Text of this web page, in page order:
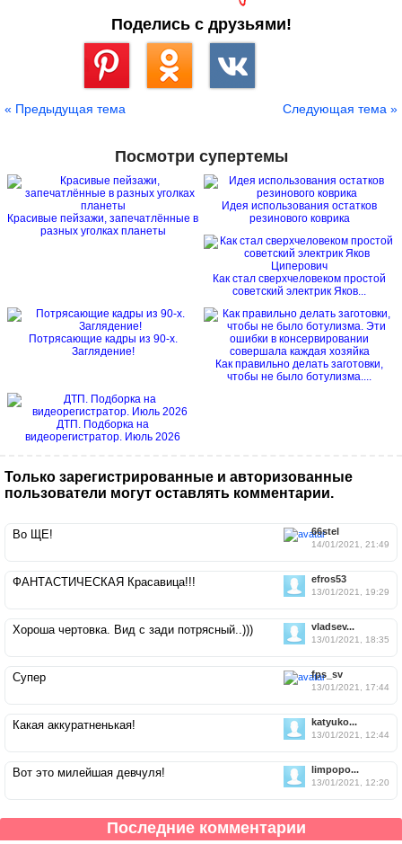
Поделись с друзьями!
« Предыдущая тема Следующая тема »
Посмотри супертемы
Красивые пейзажи, запечатлённые в
разных уголках планеты
Идея использования остатков
резинового коврика
Как стал сверхчеловеком простой
советский электрик Яков...
Потрясающие кадры из 90-х.
Заглядение!
Как правильно делать заготовки,
чтобы не было ботулизма....
ДТП. Подборка на
видеорегистратор. Июль 2026
Только зарегистрированные и авторизованные
пользователи могут оставлять комментарии.
66stel
14/01/2021, 21:49
Во ЩЕ!
efros53
13/01/2021, 19:29
ФАНТАСТИЧЕСКАЯ Красавица!!!
vladsev...
13/01/2021, 18:35
Хороша чертовка. Вид с зади потрясный..)))
fps_sv
13/01/2021, 17:44
Супер
katyuko...
13/01/2021, 12:44
Какая аккуратненькая!
limpopo...
13/01/2021, 12:20
Вот это милейшая девчуля!
Последние комментарии